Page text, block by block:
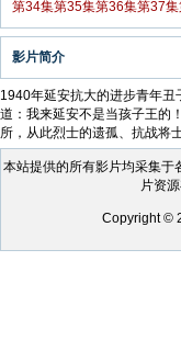
第34集第35集第36集第37集
影片简介
1940年延安抗大的进步青年
道：我来延安不是当孩子王的
所，从此烈士的遗孤、抗战将
本站提供的所有影片均采集于
片资
Copyright ©